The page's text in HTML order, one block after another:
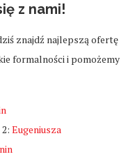
z nami!
znajdź najlepszą ofertę
formalności i pomożemy
Eugeniusza